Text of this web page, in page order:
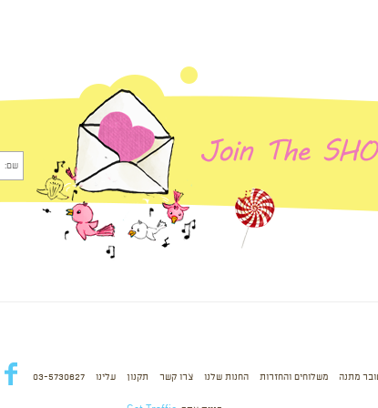
מתנה משלוחים והחזרות החנות שלנו צרו קשר תקנון עלינו 03-5730627